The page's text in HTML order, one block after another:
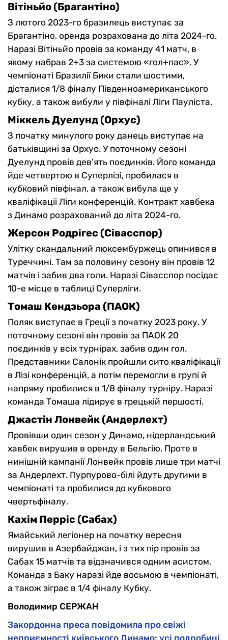
Вітіньйо (Брагантіно)
З лютого 2023-го бразилець виступає за
Брагантіно, оренда розрахована до літа 2024-го.
Наразі Вітіньйо провів за команду 41 матч, в
якому набрав 2+3 за системою «гол+пас». У
чемпіонаті Бразилії Бики стали шостими,
дісталися 1/8 фіналу Південноамериканського
кубку, а також вибули у півфіналі Ліги Пауліста.
Міккель Дуелунд (Орхус)
З початку минулого року данець виступає на
батьківщині за Орхус. У поточному сезоні
Дуелунд провів дев’ять поєдинків. Його команда
йде четвертою в Суперлізі, пробилася в
кубковий півфінал, а також вибула ще у
кваліфікації Ліги конференцій. Контракт хавбека
з Динамо розрахований до літа 2024-го.
Жерсон Родрігес (Сівасспор)
Улітку скандальний люксембуржець опинився в
Туреччині. Там за половину сезону він провів 12
матчів і забив два голи. Наразі Сівасспор посідає
10-е місце в таблиці Суперліги.
Томаш Кендзьора (ПАОК)
Поляк виступає в Греції з початку 2023 року. У
поточному сезоні він провів за ПАОК 20
поєдинків у всіх турнірах, забив один гол.
Представники Салонік пройшли сито кваліфікації
в Лізі конференцій, а потім перемогли в групі й
напряму пробилися в 1/8 фіналу турніру. Наразі
команда Томаша лідирує в грецькій першості.
Джастін Лонвейк (Андерлехт)
Провівши один сезон у Динамо, нідерландський
хавбек вирушив в оренду в Бельгію. Проте в
нинішній кампанії Лонвейк провів лише три матчі
за Андерлехт. Пурпурово-білі йдуть другими в
чемпіонаті та пробилися до кубкового
чвертьфіналу.
Кахім Перріс (Сабах)
Ямайський легіонер на початку вересня
вирушив в Азербайджан, і з тих пір провів за
Сабах 15 матчів та відзначився одним асистом.
Команда з Баку наразі йде восьмою в чемпіонаті,
а також зіграє в 1/4 фіналу Кубку.
Володимир СЕРЖАН
Закордонна преса повідомила про свіжі